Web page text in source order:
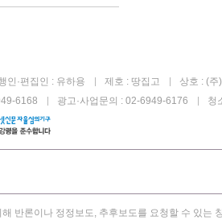
인·편집인 : 유하용 제호 : 땅집고 상호 : (주
6168 광고·사업문의 : 02-6949-6176
청
반론이나 정정보도, 추후보도를 요청할 수 있는